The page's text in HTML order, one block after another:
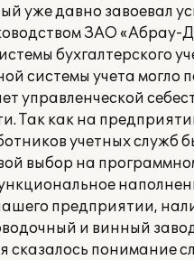
уже давно завоевал
ЗАО
бухгалтерского
системы учета
управленческой
Так как на
учетных
выбор на
предприятии,
и винный
сказалось понимание